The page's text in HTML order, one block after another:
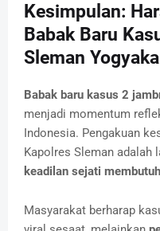
Kesimpulan:
Babak Baru
Sleman
Babak baru kasus 2
menjadi momentum
Indonesia. Pengakuan
Kapolres Sleman adalah
keadilan sejati
Masyarakat berharap